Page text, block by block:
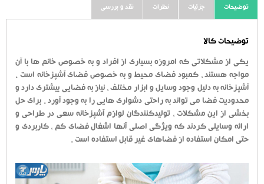
توضیحات جزئیات نظرات نقد و بررسی
توضیحات کالا
یکی از مشکلاتی که امروزه بسیاری از افراد و به خصوص خانم ها با آن
مواجه هستند ، کمبود فضای محیط و به خصوص فضای آشپزخانه است .
آشپزخانه به دلیل وجود وسایل و ابزار مختلف ، نیاز به فضایی بیشتری دارد و
محدودیت فضا می تواند به راحتی دشواری هایی را به وجود آورد . برای حل
بخشی از این مشکلات ، تولیدکنندگان لوازم آشپزخانه سعی در طراحی و
ارائه وسایلی کردند که ویژگی اصلی آنها اشغال فضای کم ، کاربردی و
حتی امکان استفاده از فضاهای غیر قابل استفاده است .